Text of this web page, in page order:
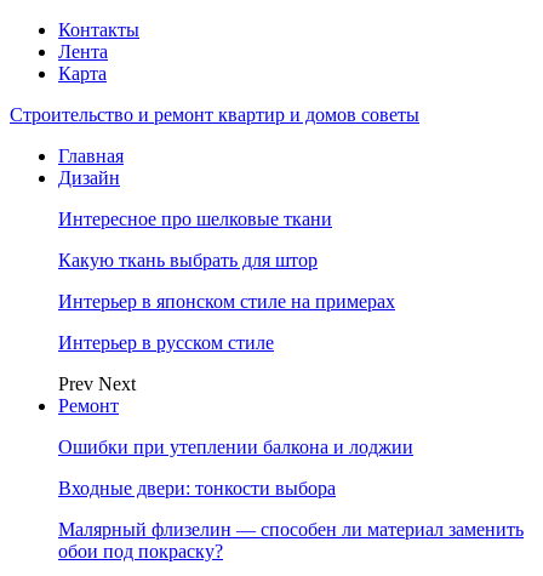
Контакты
Лента
Карта
Строительство и ремонт квартир и домов советы
Главная
Дизайн
Интересное про шелковые ткани
Какую ткань выбрать для штор
Интерьер в японском стиле на примерах
Интерьер в русском стиле
Prev Next
Ремонт
Ошибки при утеплении балкона и лоджии
Входные двери: тонкости выбора
Малярный флизелин — способен ли материал заменить
обои под покраску?